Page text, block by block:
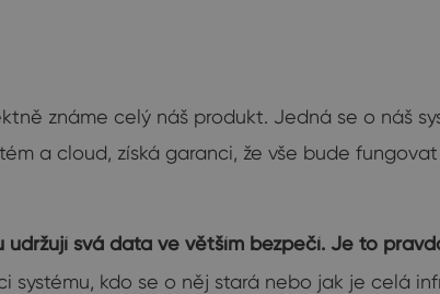
známe celý náš produkt. Jedná se o náš
a cloud, získá garanci, že vše bude
udržují svá data ve větším bezpečí. Je to
systému, kdo se o něj stará nebo jak je celá